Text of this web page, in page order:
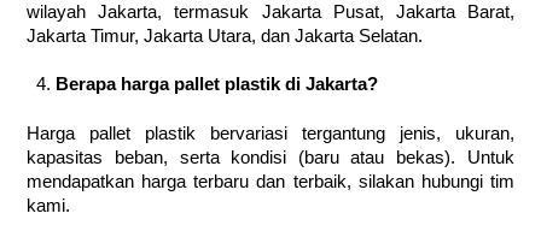
wilayah Jakarta, termasuk Jakarta Pusat, Jakarta Barat,
Jakarta Timur, Jakarta Utara, dan Jakarta Selatan.
Berapa harga pallet plastik di Jakarta?
Harga pallet plastik bervariasi tergantung jenis, ukuran,
kapasitas beban, serta kondisi (baru atau bekas). Untuk
mendapatkan harga terbaru dan terbaik, silakan hubungi tim
kami.